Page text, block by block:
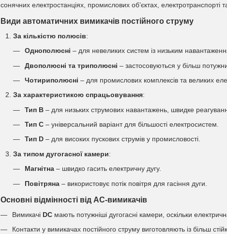
сонячних електростанціях, промислових об’єктах, електротранспорті
Види автоматичних вимикачів постійного струму
За кількістю полюсів:
Однополюсні – для невеликих систем із низьким
Двополюсні та триполюсні – застосовуються у більш
Чотириполюсні – для промислових комплексів та великих
За характеристикою спрацьовування:
Тип B – для низьких струмових навантажень, швидке
Тип C – універсальний варіант для більшості електросистем.
Тип D – для високих пускових струмів у промисловості.
За типом дугогасної камери:
Магнітна – швидко гасить електричну дугу.
Повітряна – використовує потік повітря для гасіння дуги.
Основні відмінності від AC-вимикачів
Вимикачі DC мають потужніші дугогасні камери, оскільки
Контакти у вимикачах постійного струму виготовляють із більш